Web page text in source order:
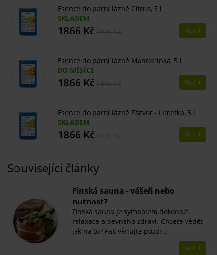
Esence do parní lázně Citrus, 5 l
SKLADEM
1866 Kč Více
Esence do parní lázně Mandarinka, 5 l
DO MĚSÍCE
1866 Kč Více
Esence do parní lázně Zázvor - Limetka, 5 l
SKLADEM
1866 Kč Více
Související články
Finská sauna - vášeň nebo
nutnost?
Finská sauna je symbolem dokonalé
relaxace a pevného zdraví. Chcete vědět
jak na to? Pak věnujte pozor…
Více